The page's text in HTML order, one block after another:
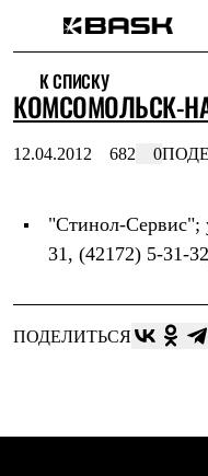
Интернет-магазин
Мужская одежда
Утепленная пухом
Куртки
Брюки
Утепленная синтетикой
Куртки
Куртки
Брюки
Куртки
К СПИСКУ
КОМСОМОЛЬСК-
12.04.2012 682 0
"Стинол-Сервис";
31, (42172) 5-31-
ПОДЕЛИТЬСЯ